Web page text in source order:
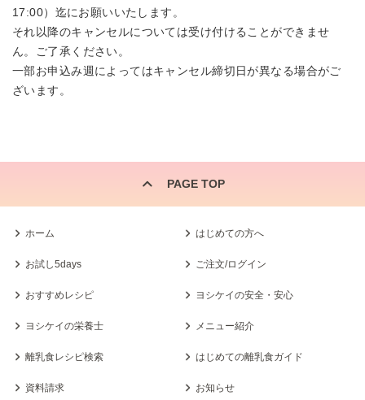
17:00）迄にお願いいたします。
それ以降のキャンセルについては受け付けることができませ
ん。ご了承ください。
一部お申込み週によってはキャンセル締切日が異なる場合がご
ざいます。
PAGE TOP
ホーム はじめての方へ
お試し5days ご注文/ログイン
おすすめレシピ ヨシケイの安全・安心
ヨシケイの栄養士 メニュー紹介
離乳食レシピ検索 はじめての離乳食ガイド
資料請求 お知らせ